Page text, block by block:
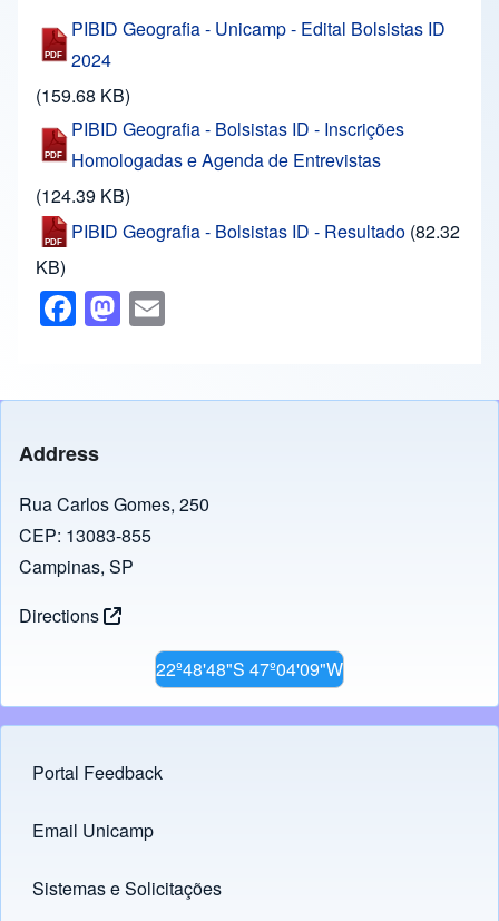
PIBID Geografia - Unicamp - Edital Bolsistas ID
2024
(159.68 KB)
PIBID Geografia - Bolsistas ID - Inscrições
Homologadas e Agenda de Entrevistas
(124.39 KB)
PIBID Geografia - Bolsistas ID - Resultado (82.32
KB)
F
a
e
b
o
k
M
a
o
n
Address
Rua Carlos Gomes, 250
CEP: 13083-855
Campinas, SP
Directions
22º48'48"S 47º04'09"W
Footer menu
Portal Feedback
Links
Email Unicamp
(opens in new tab)
Sistemas e Solicitações
(opens in new tab)